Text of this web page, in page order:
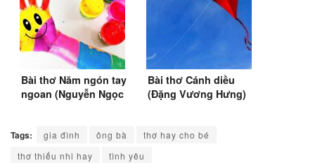
Bài thơ Năm ngón tay
ngoan (Nguyễn Ngọc
Bài thơ Cánh diều
(Đặng Vương Hưng)
Tags: gia đình ông bà
thơ hay cho bé
thơ thiếu nhi hay
tình yêu